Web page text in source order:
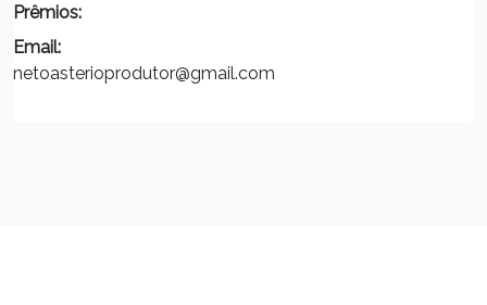
Prêmios:
Email:
netoasterioprodutor@gmail.com